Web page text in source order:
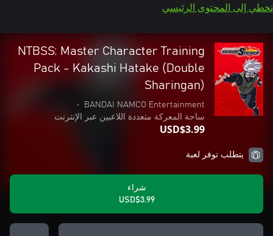
تخطي إلى المحتوى الرئيسي
NTBSS: Master Character Training
Pack - Kakashi Hatake (Double
Sharingan)
BANDAI NAMCO Entertainment
•
ساحة المعركة متعددة اللاعبين عبر الإنترنت
USD$3.99
يتطلب توفر لعبة
شراء
USD$3.99